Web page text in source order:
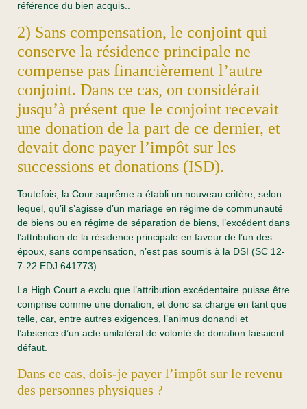
référence du bien acquis..
2) Sans compensation, le conjoint qui
conserve la résidence principale ne
compense pas financièrement l’autre
conjoint. Dans ce cas, on considérait
jusqu’à présent que le conjoint recevait
une donation de la part de ce dernier, et
devait donc payer l’impôt sur les
successions et donations (ISD).
Toutefois, la Cour suprême a établi un nouveau critère, selon
lequel, qu’il s’agisse d’un mariage en régime de communauté
de biens ou en régime de séparation de biens, l’excédent dans
l’attribution de la résidence principale en faveur de l’un des
époux, sans compensation, n’est pas soumis à la DSI (SC 12-
7-22 EDJ 641773).
La High Court a exclu que l’attribution excédentaire puisse être
comprise comme une donation, et donc sa charge en tant que
telle, car, entre autres exigences, l’animus donandi et
l’absence d’un acte unilatéral de volonté de donation faisaient
défaut.
Dans ce cas, dois-je payer l’impôt sur le revenu
des personnes physiques ?